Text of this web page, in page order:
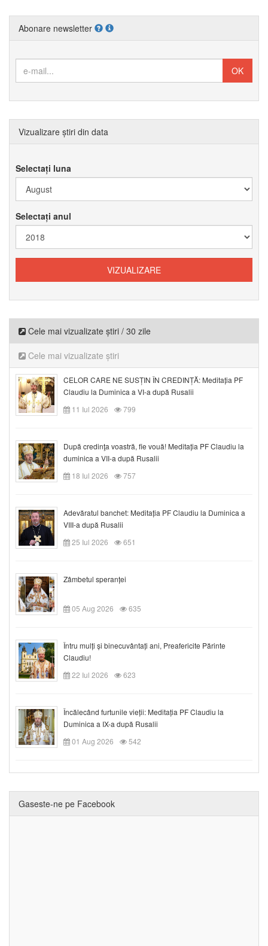
Abonare newsletter
Vizualizare știri din data
Selectați luna
Selectați anul
Cele mai vizualizate știri / 30 zile
Cele mai vizualizate știri
CELOR CARE NE SUSȚIN ÎN CREDINȚĂ: Meditația PF
Claudiu la Duminica a VI-a după Rusalii
11 Iul 2026
799
După credinţa voastră, fie vouă! Meditația PF Claudiu la
duminica a VII-a după Rusalii
18 Iul 2026
757
Adevăratul banchet: Meditația PF Claudiu la Duminica a
VIII-a după Rusalii
25 Iul 2026
651
Zâmbetul speranței
05 Aug 2026 635
Întru mulți și binecuvântați ani, Preafericite Părinte
Claudiu!
22 Iul 2026
623
Încălecând furtunile vieții: Meditația PF Claudiu la
Duminica a IX-a după Rusalii
01 Aug 2026
542
Gaseste-ne pe Facebook